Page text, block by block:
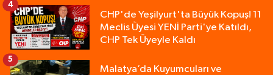
CHP'de Yeşilyurt'ta Büyük Kopuş! 11
Meclis Üyesi YENİ Parti'ye Katıldı,
CHP Tek Üyeyle Kaldı
4
Malatya’da Kuyumcuları ve
5